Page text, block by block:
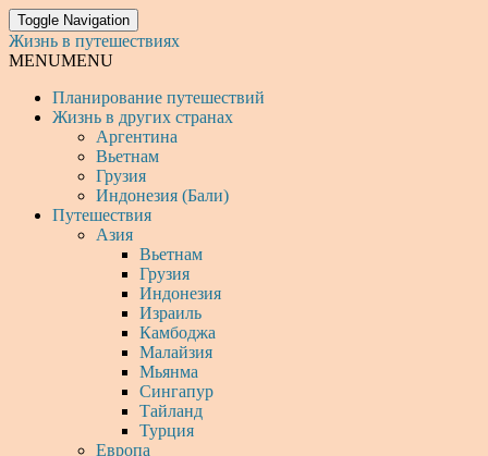
Toggle Navigation
Жизнь в путешествиях
MENUMENU
Планирование путешествий
Жизнь в других странах
Аргентина
Вьетнам
Грузия
Индонезия (Бали)
Путешествия
Азия
Вьетнам
Грузия
Индонезия
Израиль
Камбоджа
Малайзия
Мьянма
Сингапур
Тайланд
Турция
Европа